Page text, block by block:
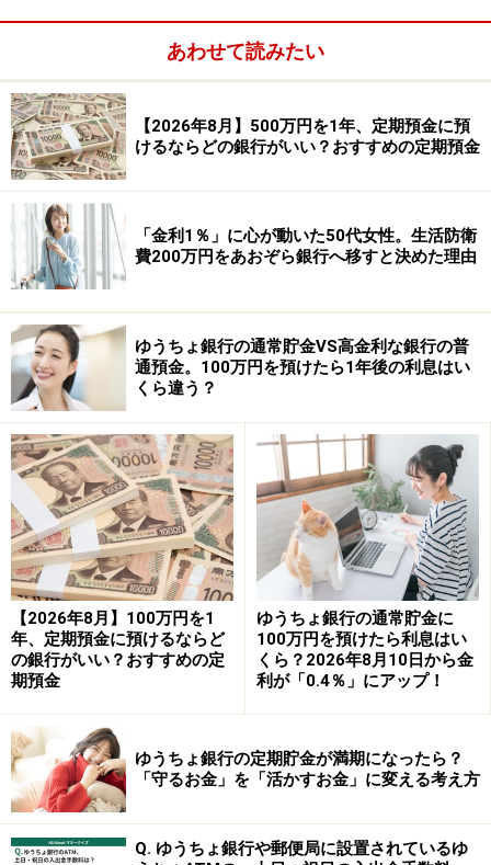
次ページ で、主な銀行の金融商品仲介の内容を紹介
※記事内容は執筆時点のものです。最新の内容をご確認くださ
い。
本記事の内容は一般的な情報提供を目的としており、特定の金融
商品や投資行動を推奨するものではありません。
投資や資産運用に関する最終的なご判断はご自身の責任において
行ってください。
掲載情報の正確性・完全性については十分に配慮しております
が、その内容を保証するものではなく、これに基づく損失・損害
などについて当社は一切の責任を負いません。
最新の情報や詳細については、必ず各金融機関やサービス提供者
の公式情報をご確認ください。
次のページへ
あわせて読みたい
【2026年8月】500万円を1年、定期預金に預
けるならどの銀行がいい？おすすめの定期預金
「金利1％」に心が動いた50代女性。生活防衛
費200万円をあおぞら銀行へ移すと決めた理由
ゆうちょ銀行の通常貯金VS高金利な銀行の普
通預金。100万円を預けたら1年後の利息はい
くら違う？
【2026年8月】100万円を1
年、定期預金に預けるならど
の銀行がいい？おすすめの定
期預金
ゆうちょ銀行の通常貯金に
100万円を預けたら利息はい
くら？2026年8月10日から金
利が「0.4％」にアップ！
ゆうちょ銀行の定期貯金が満期になったら？
「守るお金」を「活かすお金」に変える考え方
Q. ゆうちょ銀行や郵便局に設置されているゆ